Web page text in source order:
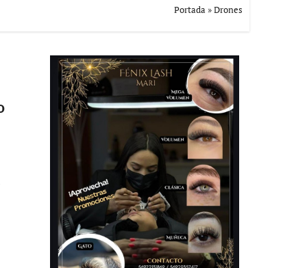
Portada »Drones